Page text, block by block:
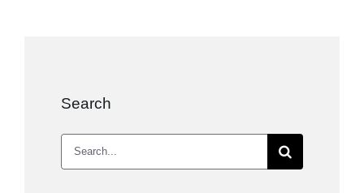
Search
Search
for: